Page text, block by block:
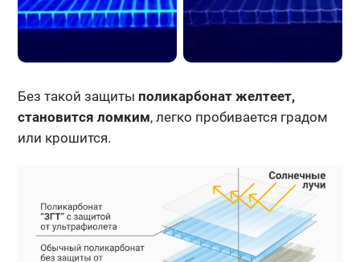
Без такой защиты поликарбонат желтеет,
становится ломким, легко пробивается градом
или крошится.